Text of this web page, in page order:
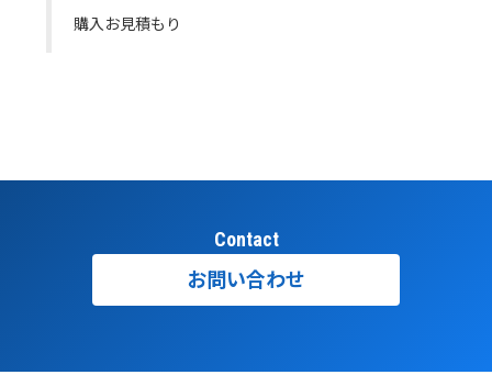
購入お見積もり
Contact
お問い合わせ